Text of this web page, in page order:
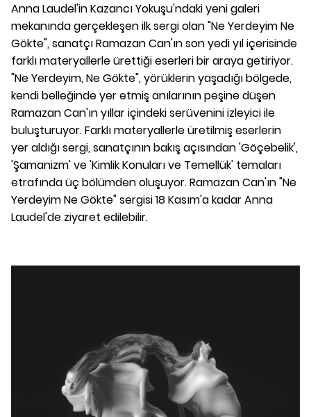
Anna Laudel'in Kazancı Yokuşu'ndaki yeni galeri
mekanında gerçekleşen ilk sergi olan "Ne Yerdeyim Ne
Gökte", sanatçı Ramazan Can'ın son yedi yıl içerisinde
farklı materyallerle ürettiği eserleri bir araya getiriyor.
"Ne Yerdeyim, Ne Gökte", yörüklerin yaşadığı bölgede,
kendi belleğinde yer etmiş anılarının peşine düşen
Ramazan Can'ın yıllar içindeki serüvenini izleyici ile
buluşturuyor. Farklı materyallerle üretilmiş eserlerin
yer aldığı sergi, sanatçının bakış açısından 'Göçebelik',
'Şamanizm' ve 'Kimlik Konuları ve Temellük' temaları
etrafında üç bölümden oluşuyor. Ramazan Can'ın "Ne
Yerdeyim Ne Gökte" sergisi 18 Kasım'a kadar Anna
Laudel'de ziyaret edilebilir.